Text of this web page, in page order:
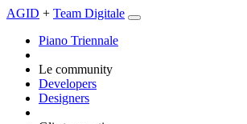
AGID + Team Digitale
Piano Triennale
Le community
Developers
Designers